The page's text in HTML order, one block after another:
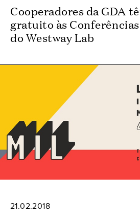
Cooperadores da GDA
gratuito às
do Westway Lab
21.02.2018